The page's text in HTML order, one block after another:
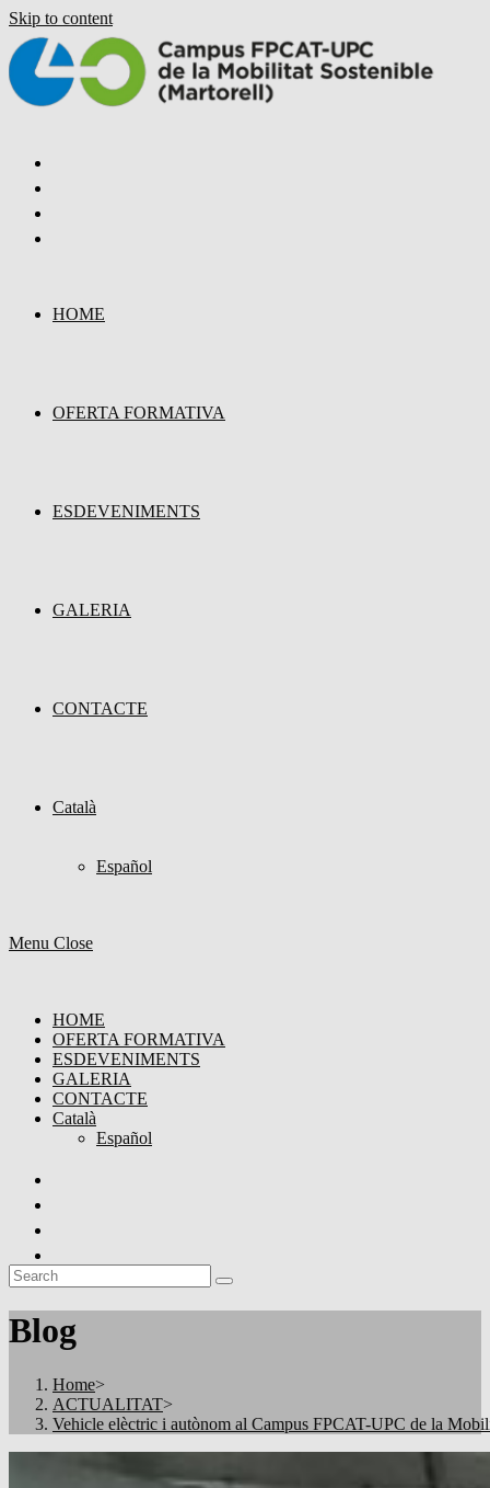
Skip to content
HOME
OFERTA FORMATIVA
ESDEVENIMENTS
GALERIA
CONTACTE
Català
Español
Menu Close
HOME
OFERTA FORMATIVA
ESDEVENIMENTS
GALERIA
CONTACTE
Català
Español
Blog
Home>
ACTUALITAT>
Vehicle elèctric i autònom al Campus FPCAT-UPC de la